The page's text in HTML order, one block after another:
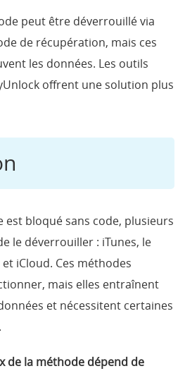
peut être déverrouillé via
de récupération, mais ces
les données. Les outils
offrent une solution plus
est bloqué sans code, plusieurs
le déverrouiller : iTunes, le
iCloud. Ces méthodes
mais elles entraînent
et nécessitent certaines
de la méthode dépend de